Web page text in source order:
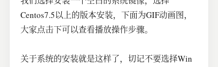
Centos7.5以上的版本安装，下面为GIF动画图，
大家点击下可以查看播放操作步骤。
关于系统的安装就是这样了，切记不要选择Win